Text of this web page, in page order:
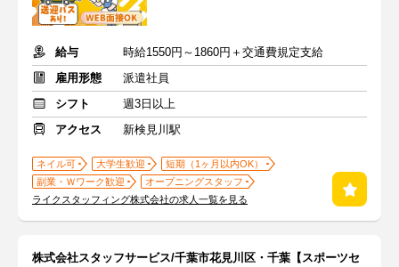
給与
時給1550円～1860円＋交通費規定支給
雇用形態
派遣社員
シフト
週3日以上
アクセス
新検見川駅
ネイル可 大学生歓迎
短期（1ヶ月以内OK）
副業・Ｗワーク歓迎
オープニングスタッフ
ライクスタッフィング株式会社の求人一覧を見る
株式会社スタッフサービス/千葉市花見川区・千葉【スポーツセ